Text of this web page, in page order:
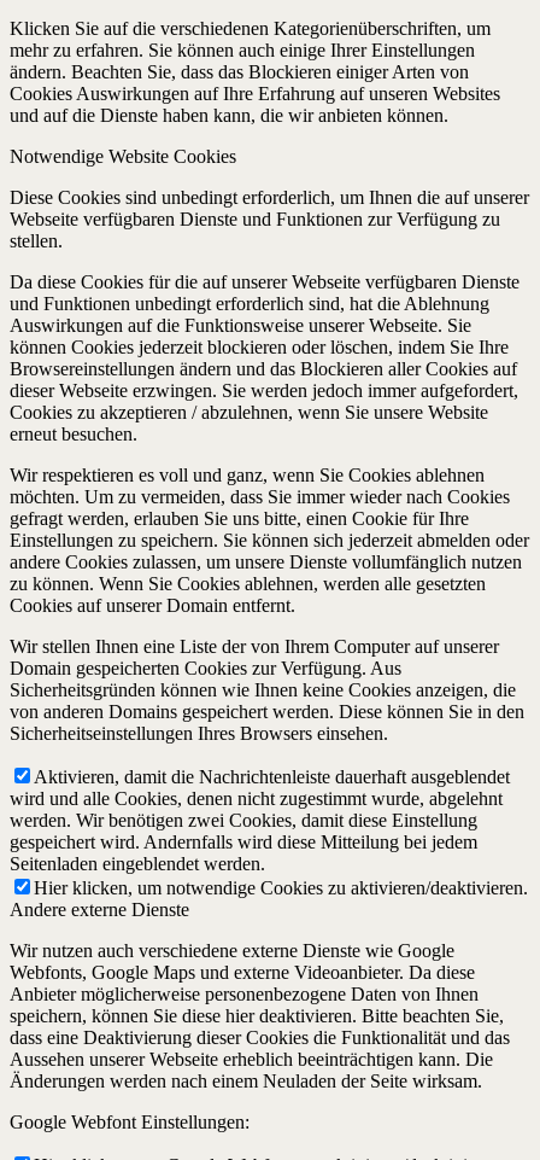
Klicken Sie auf die verschiedenen Kategorienüberschriften, um
mehr zu erfahren. Sie können auch einige Ihrer Einstellungen
ändern. Beachten Sie, dass das Blockieren einiger Arten von
Cookies Auswirkungen auf Ihre Erfahrung auf unseren Websites
und auf die Dienste haben kann, die wir anbieten können.
Notwendige Website Cookies
Diese Cookies sind unbedingt erforderlich, um Ihnen die auf unserer
Webseite verfügbaren Dienste und Funktionen zur Verfügung zu
stellen.
Da diese Cookies für die auf unserer Webseite verfügbaren Dienste
und Funktionen unbedingt erforderlich sind, hat die Ablehnung
Auswirkungen auf die Funktionsweise unserer Webseite. Sie
können Cookies jederzeit blockieren oder löschen, indem Sie Ihre
Browsereinstellungen ändern und das Blockieren aller Cookies auf
dieser Webseite erzwingen. Sie werden jedoch immer aufgefordert,
Cookies zu akzeptieren / abzulehnen, wenn Sie unsere Website
erneut besuchen.
Wir respektieren es voll und ganz, wenn Sie Cookies ablehnen
möchten. Um zu vermeiden, dass Sie immer wieder nach Cookies
gefragt werden, erlauben Sie uns bitte, einen Cookie für Ihre
Einstellungen zu speichern. Sie können sich jederzeit abmelden oder
andere Cookies zulassen, um unsere Dienste vollumfänglich nutzen
zu können. Wenn Sie Cookies ablehnen, werden alle gesetzten
Cookies auf unserer Domain entfernt.
Wir stellen Ihnen eine Liste der von Ihrem Computer auf unserer
Domain gespeicherten Cookies zur Verfügung. Aus
Sicherheitsgründen können wie Ihnen keine Cookies anzeigen, die
von anderen Domains gespeichert werden. Diese können Sie in den
Sicherheitseinstellungen Ihres Browsers einsehen.
Aktivieren, damit die Nachrichtenleiste dauerhaft ausgeblendet
wird und alle Cookies, denen nicht zugestimmt wurde, abgelehnt
werden. Wir benötigen zwei Cookies, damit diese Einstellung
gespeichert wird. Andernfalls wird diese Mitteilung bei jedem
Seitenladen eingeblendet werden.
Hier klicken, um notwendige Cookies zu aktivieren/deaktivieren.
Andere externe Dienste
Wir nutzen auch verschiedene externe Dienste wie Google
Webfonts, Google Maps und externe Videoanbieter. Da diese
Anbieter möglicherweise personenbezogene Daten von Ihnen
speichern, können Sie diese hier deaktivieren. Bitte beachten Sie,
dass eine Deaktivierung dieser Cookies die Funktionalität und das
Aussehen unserer Webseite erheblich beeinträchtigen kann. Die
Änderungen werden nach einem Neuladen der Seite wirksam.
Google Webfont Einstellungen: